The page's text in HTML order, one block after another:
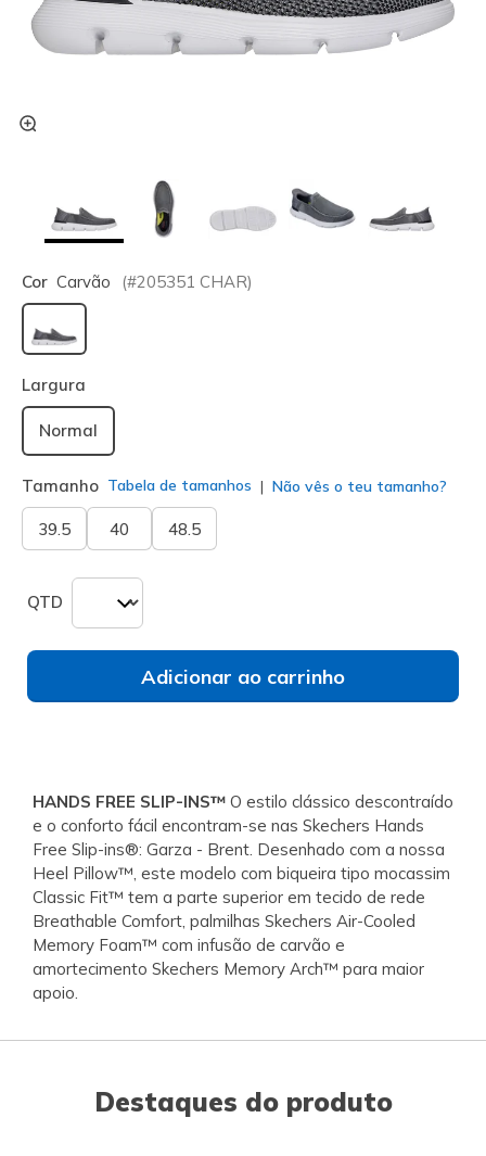
Cor Carvão (#205351 CHAR)
selecionado
Largura
Normal
Tamanho Tabela de tamanhos Não vês o teu tamanho?
39.5 40 48.5
QTD
Adicionar ao carrinho
HANDS FREE SLIP-INS™ O estilo clássico descontraído
e o conforto fácil encontram-se nas Skechers Hands
Free Slip-ins®: Garza - Brent. Desenhado com a nossa
Heel Pillow™, este modelo com biqueira tipo mocassim
Classic Fit™ tem a parte superior em tecido de rede
Breathable Comfort, palmilhas Skechers Air-Cooled
Memory Foam™ com infusão de carvão e
amortecimento Skechers Memory Arch™ para maior
apoio.
Destaques do produto